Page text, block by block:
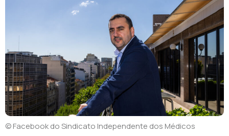
© Facebook do Sindicato Independente dos Médicos